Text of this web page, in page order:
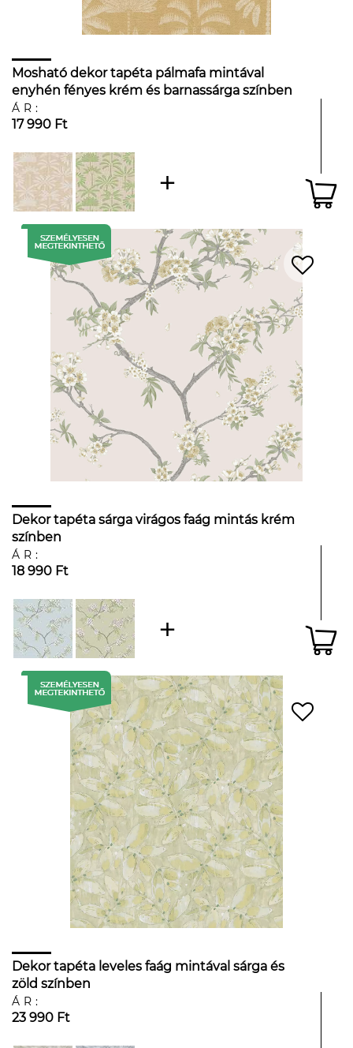
Mosható dekor tapéta pálmafa mintával
enyhén fényes krém és barnassárga színben
ÁR:
17 990 Ft
Dekor tapéta sárga virágos faág mintás krém
színben
ÁR:
18 990 Ft
Dekor tapéta leveles faág mintával sárga és
zöld színben
ÁR:
23 990 Ft